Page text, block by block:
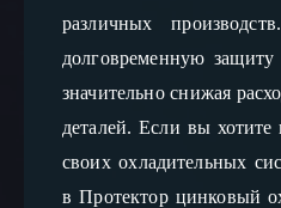
различных
долговременную защиту
значительно снижая
деталей. Если вы
своих охладительных
в Протектор цинковый